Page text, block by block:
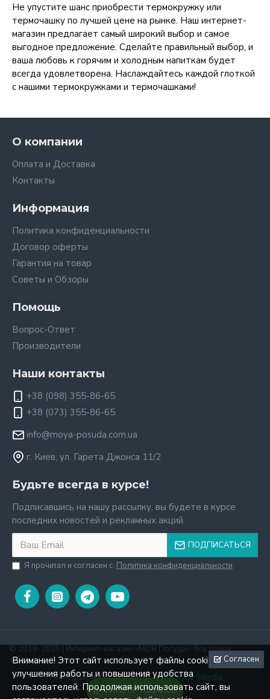
Не упустите шанс приобрести термокружку или
термочашку по лучшей цене на рынке. Наш интернет-
магазин предлагает самый широкий выбор и самое
выгодное предложение. Сделайте правильный выбор, и
ваша любовь к горячим и холодным напиткам будет
всегда удовлетворена. Наслаждайтесь каждой глоткой
с нашими термокружками и термочашками!
О компании
Оплата и Доставка
Контакты
Информация
Политика конфиденциальности
Договор оферты
Гарантия на товар
Советы и Обзоры
Помощь
Вопрос-Ответ
Производители
Наши контакты
+38 (098) 355-86-65
+38 (073) 355-86-65
info@moya-posuda.com.ua
г. Киев, ул. Гарета Джонса 11/2
Будьте всегда в курсе!
Подписавшись на нашу рассылку, вы будете в курсе
последних новостей и рекламных акций.
ПОДПИСАТЬСЯ
Я прочитал и согласен с Политика конфиденциальности
© 2018-2025 | Интернет-магазин «МОЯ Посуда». Все права
защищены.
Техподдержка и Mедиа‑PR -Potapov Media
Согласен
Внимание! Этот сайт использует файлы cookie для
улучшения работы и повышения удобства
пользователей. Продолжая использовать сайт, вы
ФИЛЬТР ТОВАРОВ